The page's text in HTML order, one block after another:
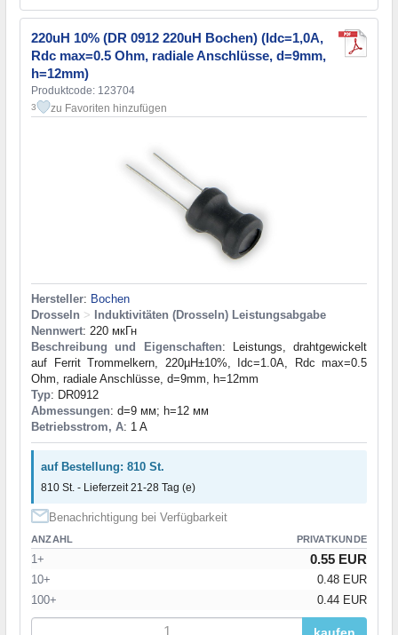
220uH 10% (DR 0912 220uH Bochen) (Idc=1,0А,
Rdc max=0.5 Ohm, radiale Anschlüsse, d=9mm,
h=12mm)
Produktcode: 123704
3 zu Favoriten hinzufügen
Hersteller: Bochen
Drosseln >
Induktivitäten (Drosseln) Leistungsabgabe
Nennwert: 220 мкГн
Beschreibung und Eigenschaften: Leistungs, drahtgewickelt
auf Ferrit Trommelkern, 220µH±10%, Idc=1.0A, Rdc max=0.5
Ohm, radiale Anschlüsse, d=9mm, h=12mm
Typ: DR0912
Abmessungen: d=9 мм; h=12 мм
Betriebsstrom, A: 1 A
auf Bestellung: 810 St.
810 St. - Lieferzeit 21-28 Tag (e)
Benachrichtigung bei Verfügbarkeit
ANZAHL PRIVATKUNDE
1+ 0.55 EUR
10+
0.48 EUR
100+
0.44 EUR